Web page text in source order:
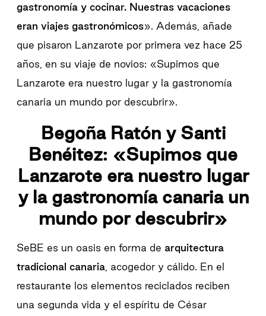
gastronomía y cocinar. Nuestras vacaciones
eran viajes gastronómicos». Además, añade
que pisaron Lanzarote por primera vez hace 25
años, en su viaje de novios: «Supimos que
Lanzarote era nuestro lugar y la gastronomía
canaria un mundo por descubrir».
Begoña Ratón y Santi
Benéitez: «Supimos que
Lanzarote era nuestro lugar
y la gastronomía canaria un
mundo por descubrir»
SeBE es un oasis en forma de arquitectura
tradicional canaria, acogedor y cálido. En el
restaurante los elementos reciclados reciben
una segunda vida y el espíritu de César